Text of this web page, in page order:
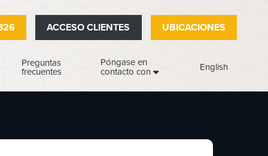
ACCESO CLIENTES UBICACIONES
Preguntas
frecuentes
Póngase en
contacto con
English